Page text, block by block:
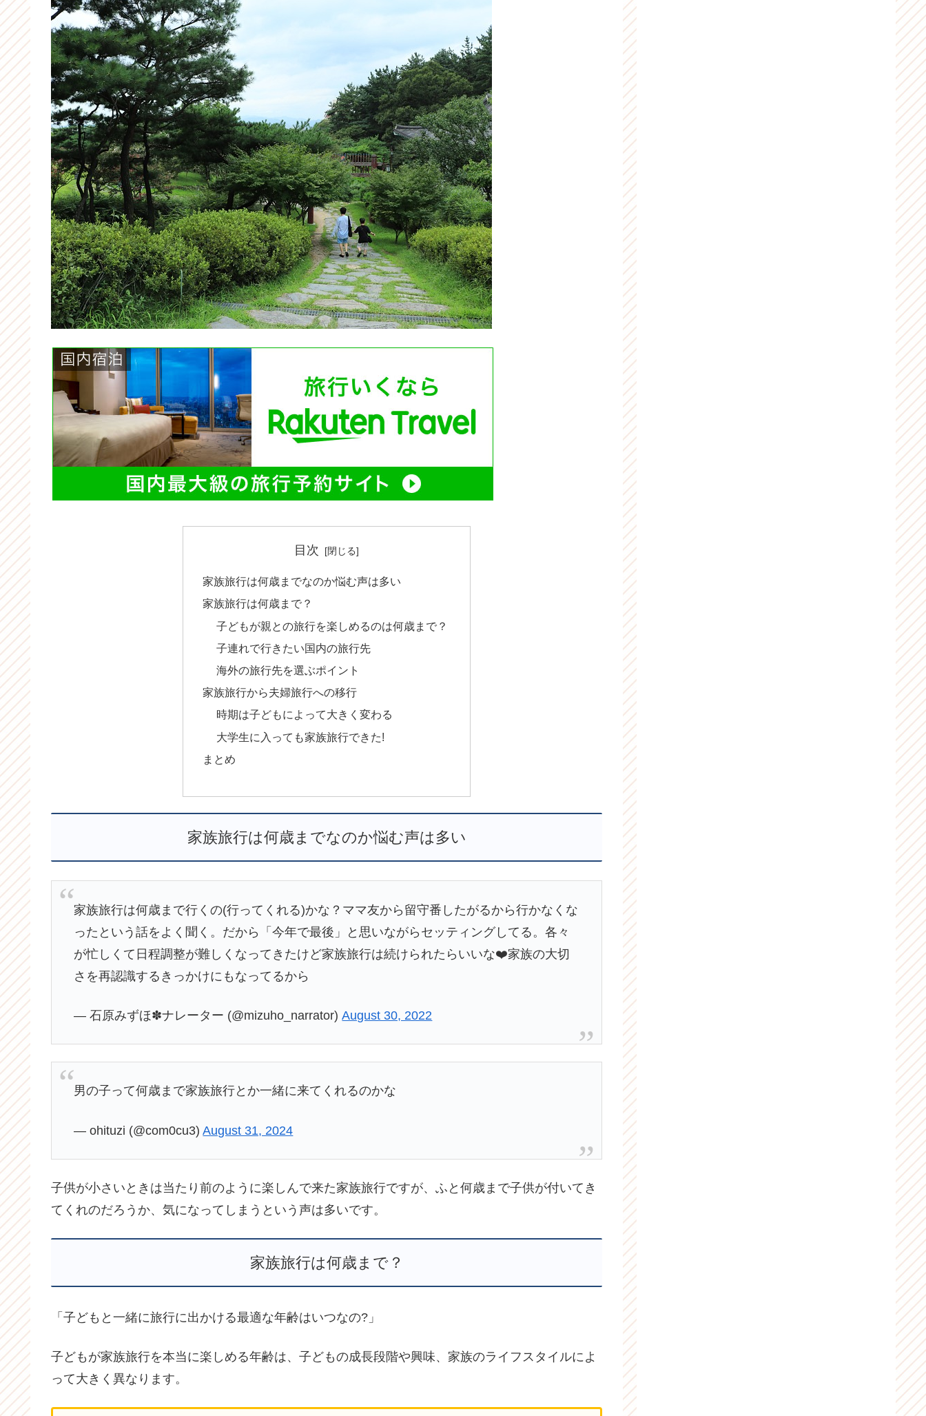
目次
家族旅行は何歳までなのか悩む声は多い
家族旅行は何歳まで？
子どもが親との旅行を楽しめるのは何歳まで？
子連れで行きたい国内の旅行先
海外の旅行先を選ぶポイント
家族旅行から夫婦旅行への移行
時期は子どもによって大きく変わる
大学生に入っても家族旅行できた!
まとめ
家族旅行は何歳までなのか悩む声は多い
家族旅行は何歳まで行くの(行ってくれる)かな？ママ友から留守番したがるから行かなくな
ったという話をよく聞く。だから「今年で最後」と思いながらセッティングしてる。各々
が忙しくて日程調整が難しくなってきたけど家族旅行は続けられたらいいな❤️家族の大切
さを再認識するきっかけにもなってるから
— 石原みずほ✽ナレーター (@mizuho_narrator)August 30, 2022
男の子って何歳まで家族旅行とか一緒に来てくれるのかな
— ohituzi (@com0cu3)August 31, 2024
子供が小さいときは当たり前のように楽しんで来た家族旅行ですが、ふと何歳まで子供が付いてき
てくれのだろうか、気になってしまうという声は多いです。
家族旅行は何歳まで？
「子どもと一緒に旅行に出かける最適な年齢はいつなの?」
子どもが家族旅行を本当に楽しめる年齢は、子どもの成長段階や興味、家族のライフスタイルによ
って大きく異なります。